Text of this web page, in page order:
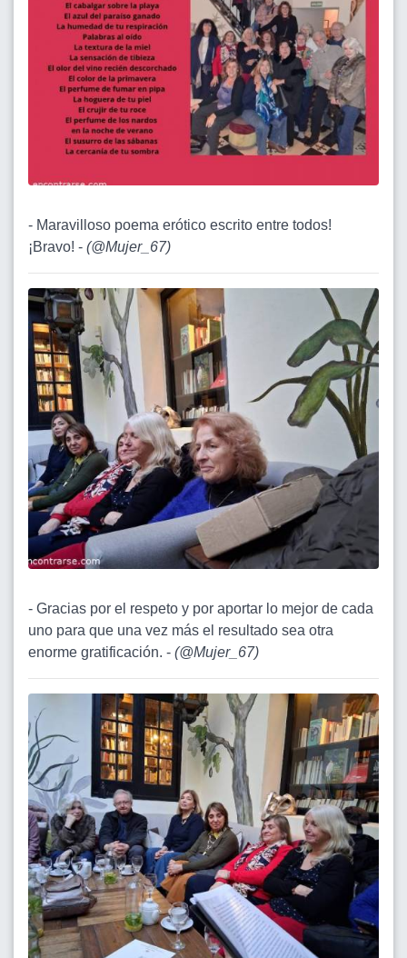
- Maravilloso poema erótico escrito entre todos!
¡Bravo! - (@Mujer_67)
- Gracias por el respeto y por aportar lo mejor de cada
uno para que una vez más el resultado sea otra
enorme gratificación. - (@Mujer_67)